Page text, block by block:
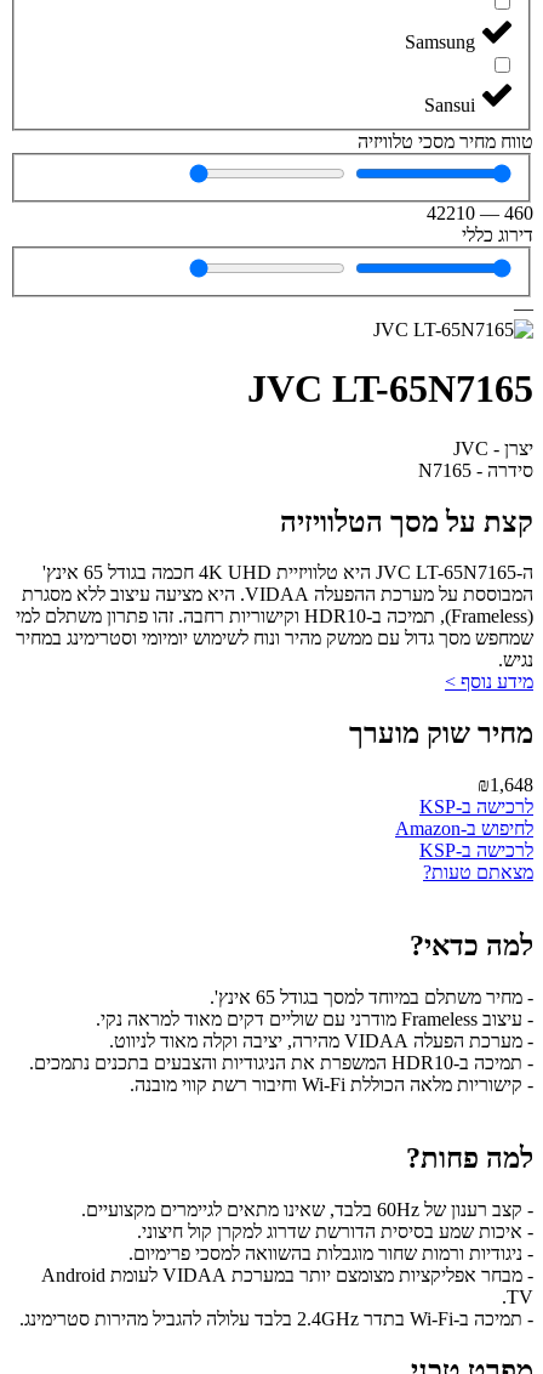
Samsung
Sansui
טווח מחיר מסכי טלוויזיה
460
—
42210
דירוג כללי
—
JVC LT-65N7165
יצרן - JVC
סידרה - N7165
קצת על מסך הטלוויזיה
ה-JVC LT-65N7165 היא טלוויזיית 4K UHD חכמה בגודל 65 אינץ'
המבוססת על מערכת ההפעלה VIDAA. היא מציעה עיצוב ללא מסגרת
(Frameless), תמיכה ב-HDR10 וקישוריות רחבה. זהו פתרון משתלם למי
שמחפש מסך גדול עם ממשק מהיר ונוח לשימוש יומיומי וסטרימינג במחיר
נגיש.
מידע נוסף >
מחיר שוק מוערך
₪1,648
לרכישה ב-KSP
לחיפוש ב-Amazon
לרכישה ב-KSP
מצאתם טעות?
למה כדאי?
- מחיר משתלם במיוחד למסך בגודל 65 אינץ'.
- עיצוב Frameless מודרני עם שוליים דקים מאוד למראה נקי.
- מערכת הפעלה VIDAA מהירה, יציבה וקלה מאוד לניווט.
- תמיכה ב-HDR10 המשפרת את הניגודיות והצבעים בתכנים נתמכים.
- קישוריות מלאה הכוללת Wi-Fi וחיבור רשת קווי מובנה.
למה פחות?
- קצב רענון של 60Hz בלבד, שאינו מתאים לגיימרים מקצועיים.
- איכות שמע בסיסית הדורשת שדרוג למקרן קול חיצוני.
- ניגודיות ורמות שחור מוגבלות בהשוואה למסכי פרימיום.
- מבחר אפליקציות מצומצם יותר במערכת VIDAA לעומת Android
TV.
- תמיכה ב-Wi-Fi בתדר 2.4GHz בלבד עלולה להגביל מהירות סטרימינג.